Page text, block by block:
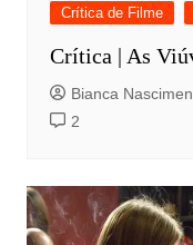
Crítica de Filme
Crítica | As
Bianca
2